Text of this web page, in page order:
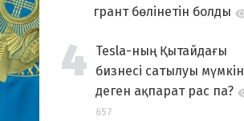
грант бөлінетін болды
Tesla-ның Қытайдағы
бизнесі сатылуы мүмкін
деген ақпарат рас па?
657